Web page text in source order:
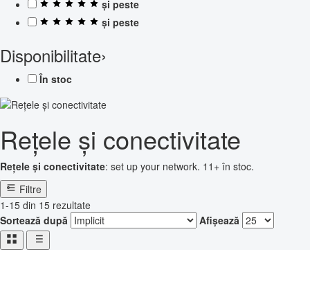
și peste
și peste
Disponibilitate›
În stoc
Rețele și conectivitate
Rețele și conectivitate: set up your network. 11+ în stoc.
Filtre
1-15 din 15 rezultate
Sortează după
Afișează